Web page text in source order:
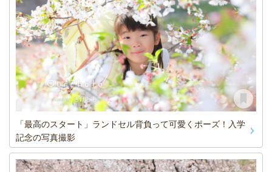
「最高のスタート」ランドセル背負って可愛くポーズ！入学
記念の写真撮影